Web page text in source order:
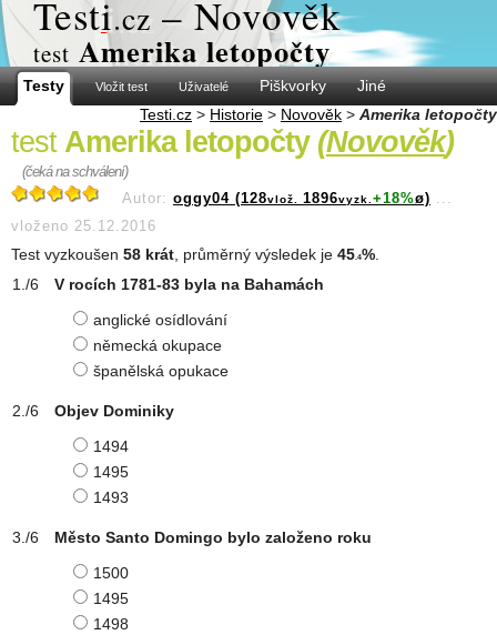
Testi.cz – Novověk
test Amerika letopočty
Testy Vložit test Uživatelé Piškvorky
Jiné
Testi.cz > Historie > Novověk > Amerika letopočty
test Amerika letopočty (Novověk)
(čeká na schválení)
Autor: oggy04 (128vlož. 1896vyzk.+18%ø) ...
vloženo 25.12.2016
Test vyzkoušen 58 krát, průměrný výsledek je 45.4%.
V rocích 1781-83 byla na Bahamách
anglické osídlování
německá okupace
španělská opukace
Objev Dominiky
1494
1495
1493
Město Santo Domingo bylo založeno roku
1500
1495
1498